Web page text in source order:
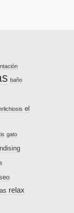
baño
el
gato
relax